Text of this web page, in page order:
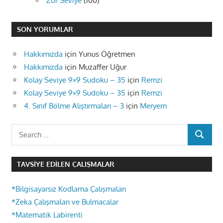
SON YORUMLAR
Hakkımızda için Yunus Öğretmen
Hakkımızda için Muzaffer Uğur
Kolay Seviye 9×9 Sudoku – 35 için Remzi
Kolay Seviye 9×9 Sudoku – 35 için Remzi
4. Sınıf Bölme Alıştırmaları – 3 için Meryem
SEARCH
TAVSIYE EDILEN ÇALIŞMALAR
*Bilgisayarsız Kodlama Çalışmaları
*Zeka Çalışmaları ve Bulmacalar
*Matematik Labirenti